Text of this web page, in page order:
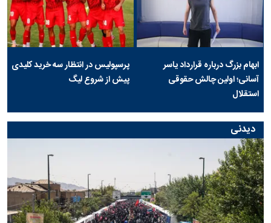
ابهام بزرگ درباره قرارداد یاسر
آسانی؛ اولین چالش حقوقی
استقلال
پرسپولیس در انتظار سه خرید کلیدی
پیش از شروع لیگ
دیدنی